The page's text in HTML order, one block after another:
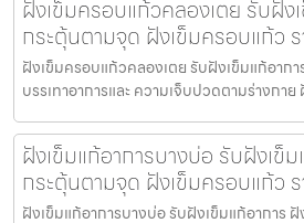
ฝังเข็มครอบแก้วคลองเตย รับฝัง
กระตุ้นตามจุด ฝังเข็มครอบแก้ว
ฝังเข็มครอบแก้วคลองเตย รับฝังเข็มแก้อาก
บรรเทาอาการและ ความเจ็บปวดตามร่างกา
ฝังเข็มแก้อาการบางบ่อ รับฝังเข็
กระตุ้นตามจุด ฝังเข็มครอบแก้ว
ฝังเข็มแก้อาการบางบ่อ รับฝังเข็มแก้อาการ